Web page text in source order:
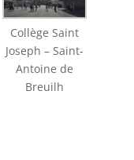
Collège Saint
Joseph – Saint-
Antoine de
Breuilh